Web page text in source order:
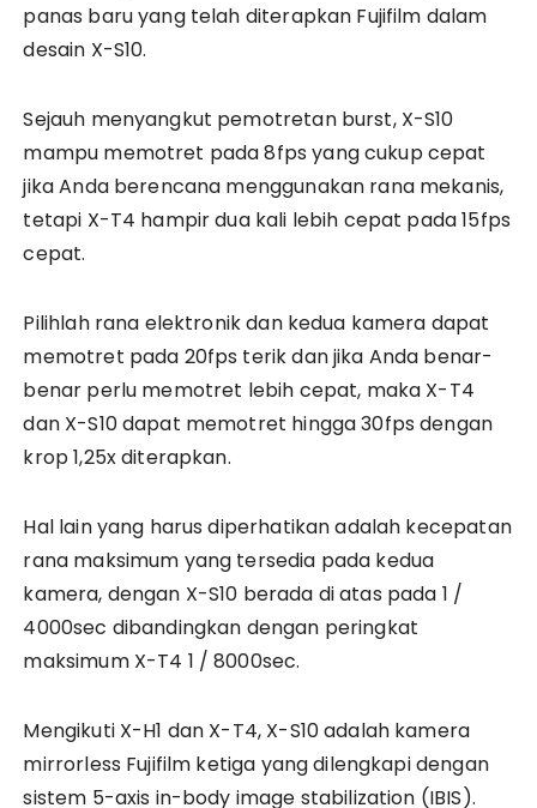
panas baru yang telah diterapkan Fujifilm dalam
desain X-S10.
Sejauh menyangkut pemotretan burst, X-S10
mampu memotret pada 8fps yang cukup cepat
jika Anda berencana menggunakan rana mekanis,
tetapi X-T4 hampir dua kali lebih cepat pada 15fps
cepat.
Pilihlah rana elektronik dan kedua kamera dapat
memotret pada 20fps terik dan jika Anda benar-
benar perlu memotret lebih cepat, maka X-T4
dan X-S10 dapat memotret hingga 30fps dengan
krop 1,25x diterapkan.
Hal lain yang harus diperhatikan adalah kecepatan
rana maksimum yang tersedia pada kedua
kamera, dengan X-S10 berada di atas pada 1 /
4000sec dibandingkan dengan peringkat
maksimum X-T4 1 / 8000sec.
Mengikuti X-H1 dan X-T4, X-S10 adalah kamera
mirrorless Fujifilm ketiga yang dilengkapi dengan
sistem 5-axis in-body image stabilization (IBIS).